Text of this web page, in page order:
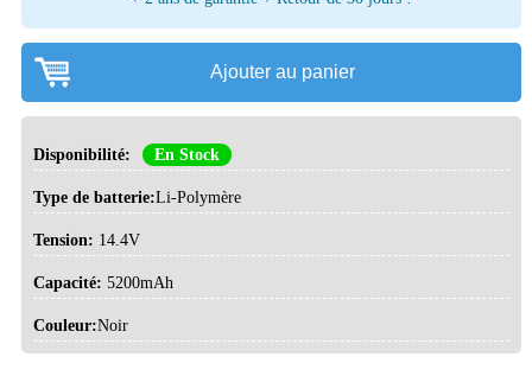
Ajouter au panier
Disponibilité: En Stock
Type de batterie:Li-Polymère
Tension: 14.4V
Capacité: 5200mAh
Couleur:Noir